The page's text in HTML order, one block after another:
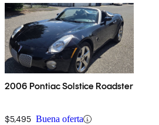
2006 Pontiac Solstice Roadster
$5,495 Buena oferta